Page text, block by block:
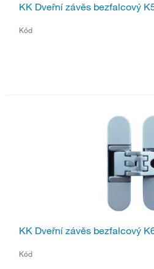
KK Dveřní závěs bezfalcový
Kód
KK Dveřní závěs bezfalcový
Kód